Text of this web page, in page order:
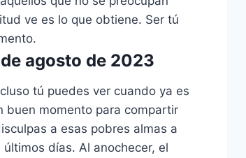
ve es lo que obtiene. Ser tú
agosto de 2023
tú puedes ver cuando ya es
buen momento para compartir
a esas pobres almas a
días. Al anochecer, el